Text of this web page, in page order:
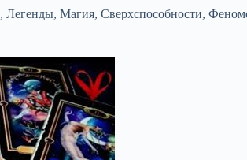
, Легенды, Магия, Сверхспособности,